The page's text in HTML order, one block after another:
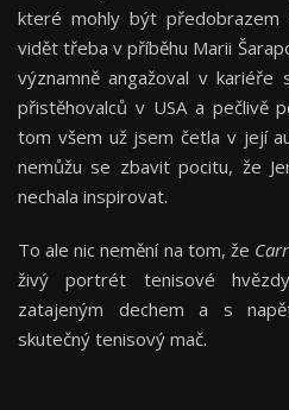
které mohly být předobrazem
vidět třeba v příběhu Marii
významně angažoval v kariéře
přistěhovalců v USA a pečlivě
tom všem už jsem četla v její
nemůžu se zbavit pocitu, že
nechala inspirovat.
To ale nic nemění na tom, že
živý portrét tenisové
zatajeným dechem a s
skutečný tenisový mač.